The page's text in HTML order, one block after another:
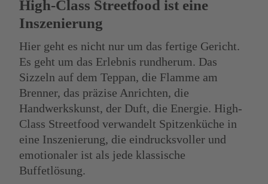
High-Class Streetfood ist eine
Inszenierung
Hier geht es nicht nur um das fertige Gericht.
Es geht um das Erlebnis rundherum. Das
Sizzeln auf dem Teppan, die Flamme am
Brenner, das präzise Anrichten, die
Handwerkskunst, der Duft, die Energie. High-
Class Streetfood verwandelt Spitzenküche in
eine Inszenierung, die eindrucksvoller und
emotionaler ist als jede klassische
Buffetlösung.